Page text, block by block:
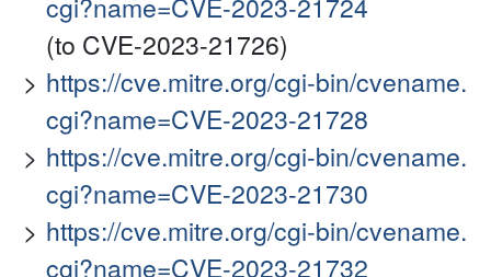
cgi?name=CVE-2023-21724
(to CVE-2023-21726)
https://cve.mitre.org/cgi-bin/cvename.
cgi?name=CVE-2023-21728
https://cve.mitre.org/cgi-bin/cvename.
cgi?name=CVE-2023-21730
https://cve.mitre.org/cgi-bin/cvename.
cgi?name=CVE-2023-21732